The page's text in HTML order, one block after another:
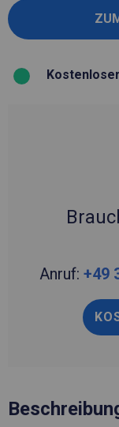
Anruf: +49